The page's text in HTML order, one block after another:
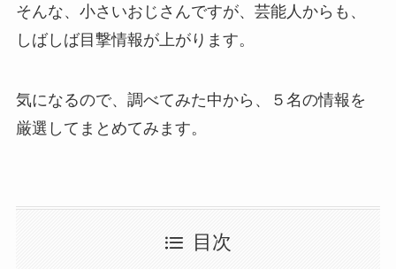
そんな、小さいおじさんですが、芸能人からも、
しばしば目撃情報が上がります。
気になるので、調べてみた中から、５名の情報を
厳選してまとめてみます。
目次